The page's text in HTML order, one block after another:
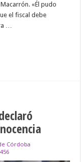
«Él pudo
el fiscal debe
…
Córdoba
456